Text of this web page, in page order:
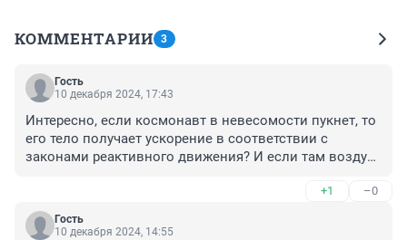
КОММЕНТАРИИ 3
Гость
10 декабря 2024, 17:43
Интересно, если космонавт в невесомости пукнет, то
его тело получает ускорение в соответствии с
законами реактивного движения? И если там воздуха
+1 –0
Гость
10 декабря 2024, 14:55